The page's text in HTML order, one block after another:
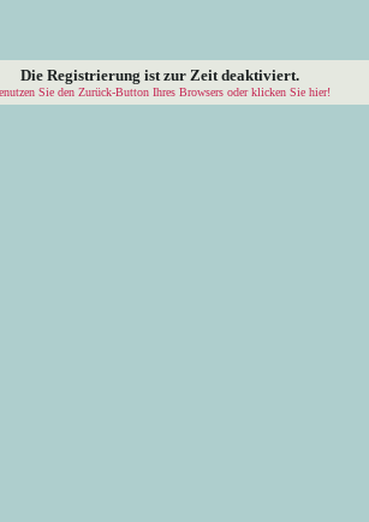
Die Registrierung ist zur Zeit deaktiviert.
Sie den Zurück-Button Ihres Browsers oder klicken Sie hier!